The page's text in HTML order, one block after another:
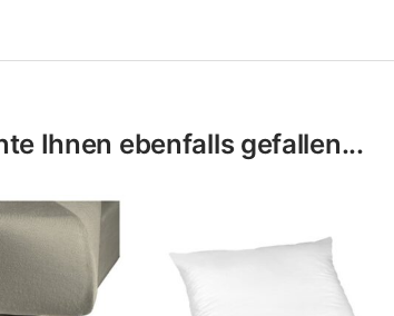
Ihnen ebenfalls gefallen...